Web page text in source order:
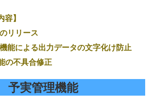
】
リリース
能による出力データの文字化け防止
の不具合修正
予実管理機能